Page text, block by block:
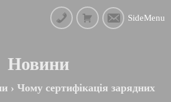
SideMenu
Новини
› Чому сертифікація зарядних